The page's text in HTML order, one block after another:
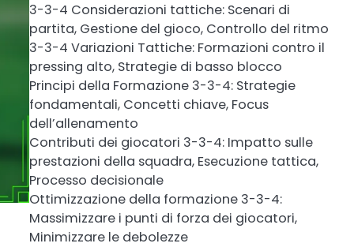
3-3-4 Considerazioni tattiche: Scenari di
partita, Gestione del gioco, Controllo del ritmo
3-3-4 Variazioni Tattiche: Formazioni contro il
pressing alto, Strategie di basso blocco
Principi della Formazione 3-3-4: Strategie
fondamentali, Concetti chiave, Focus
dell’allenamento
Contributi dei giocatori 3-3-4: Impatto sulle
prestazioni della squadra, Esecuzione tattica,
Processo decisionale
Ottimizzazione della formazione 3-3-4:
Massimizzare i punti di forza dei giocatori,
Minimizzare le debolezze